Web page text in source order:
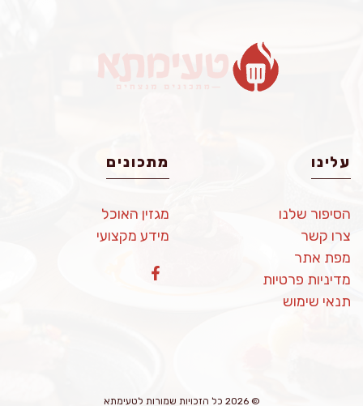
עלינו
הסיפור שלנו
צרו קשר
מפת אתר
מדיניות פרטיות
תנאי שימוש
מתכונים
מגזין האוכל
מידע מקצועי
© 2026 כל הזכויות שמורות לטעימתא